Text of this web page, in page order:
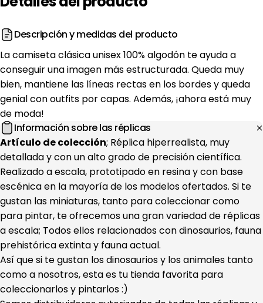
Descripción y medidas del producto
La camiseta clásica unisex 100% algodón te ayuda a
conseguir una imagen más estructurada. Queda muy
bien, mantiene las líneas rectas en los bordes y queda
genial con outfits por capas. Además, ¡ahora está muy
de moda!
Información sobre las réplicas
Artículo de colección; Réplica hiperrealista, muy
detallada y con un alto grado de precisión científica.
Realizado a escala, prototipado en resina y con base
escénica en la mayoría de los modelos ofertados. Si te
gustan las miniaturas, tanto para coleccionar como
para pintar, te ofrecemos una gran variedad de réplicas
a escala; Todos ellos relacionados con dinosaurios, fauna
prehistórica extinta y fauna actual.
Así que si te gustan los dinosaurios y los animales tanto
como a nosotros, esta es tu tienda favorita para
coleccionarlos y pintarlos :)